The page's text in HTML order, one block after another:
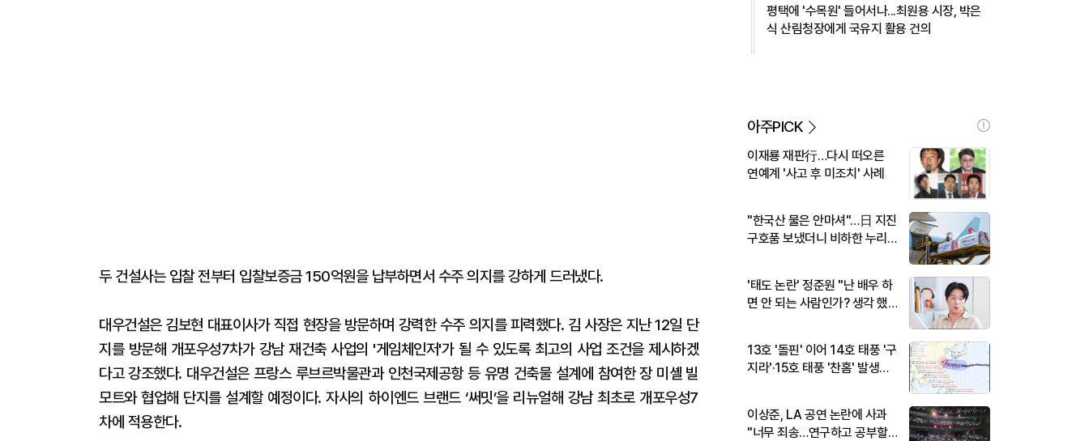
두 건설사는 입찰 전부터 입찰보증금 150억원을 납부하면서 수주 의지를 강하게 드러냈다.
대우건설은 김보현 대표이사가 직접 현장을 방문하며 강력한 수주 의지를 피력했다. 김 사장은 지난 12일 단
지를 방문해 개포우성7차가 강남 재건축 사업의 '게임체인저'가 될 수 있도록 최고의 사업 조건을 제시하겠
다고 강조했다. 대우건설은 프랑스 루브르박물관과 인천국제공항 등 유명 건축물 설계에 참여한 장 미셸 빌
모트와 협업해 단지를 설계할 예정이다. 자사의 하이엔드 브랜드 ‘써밋’을 리뉴얼해 강남 최초로 개포우성7
차에 적용한다.
평택에 '수목원' 들어서나...최원용 시장, 박은
식 산림청장에게 국유지 활용 건의
아주PICK
이재룡 재판行…다시 떠오른
연예계 '사고 후 미조치' 사례
"한국산 물은 안마셔"…日 지진
구호품 보냈더니 비하한 누리
'태도 논란' 정준원 "난 배우 하
면 안 되는 사람인가? 생각 했
13호 '돌핀' 이어 14호 태풍 '구
지라'·15호 태풍 '찬홈' 발생…
이상준, LA 공연 논란에 사과
"너무 죄송…연구하고 공부할